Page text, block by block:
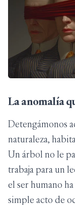
La anomalía
Detengámonos
naturaleza,
Un árbol no le
trabaja para un
el ser humano
simple acto de